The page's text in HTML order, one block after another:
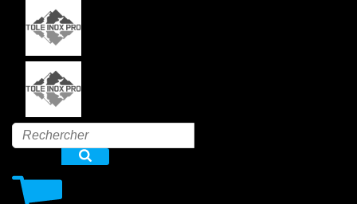
contenu